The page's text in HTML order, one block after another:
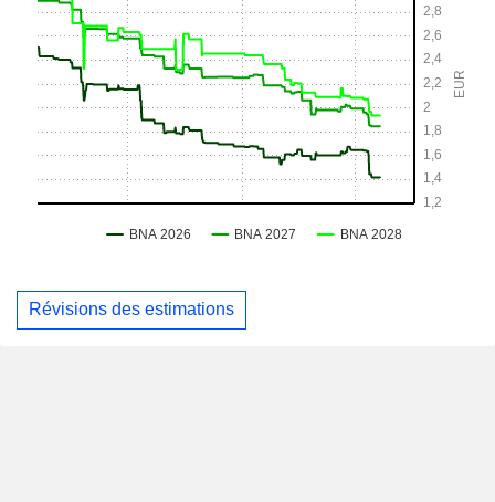
Révisions des estimations